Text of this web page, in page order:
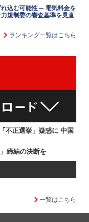
込む可能性 ─ 電気料金を
規制委の審査基準を見直
ランキング一覧はこちら
不正選挙」疑惑に 中国
締結の決断を
一覧はこちら